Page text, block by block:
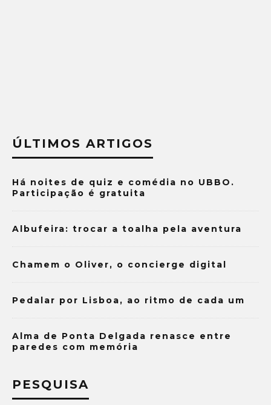
ÚLTIMOS ARTIGOS
Há noites de quiz e comédia no UBBO.
Participação é gratuita
Albufeira: trocar a toalha pela aventura
Chamem o Oliver, o concierge digital
Pedalar por Lisboa, ao ritmo de cada um
Alma de Ponta Delgada renasce entre
paredes com memória
PESQUISA